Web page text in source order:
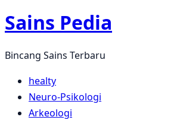
Sains Pedia
Bincang Sains Terbaru
healty
Neuro-Psikologi
Arkeologi